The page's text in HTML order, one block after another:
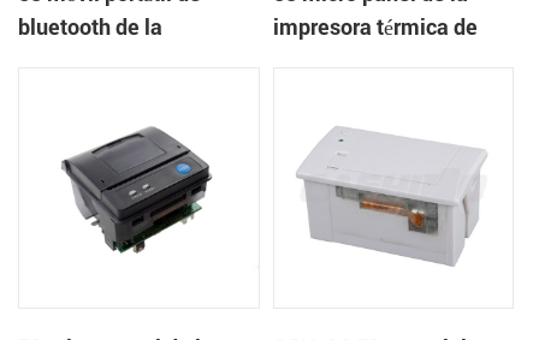
bluetooth de la
impresora térmica de